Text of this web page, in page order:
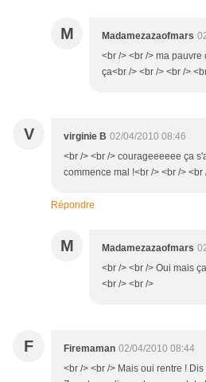
M Madamezazaofmars
<br /> <br /> ma
ça<br /> <br /> <br />
V virginie B 02/04/2010 08:46
<br /> <br /> courageeeeee ça
commence mal !<br /> <br /> <br
Répondre
M Madamezazaofmars
<br /> <br /> Oui mais
<br /> <br />
F Firemaman 02/04/2010 08:44
<br /> <br /> Mais oui rentre !